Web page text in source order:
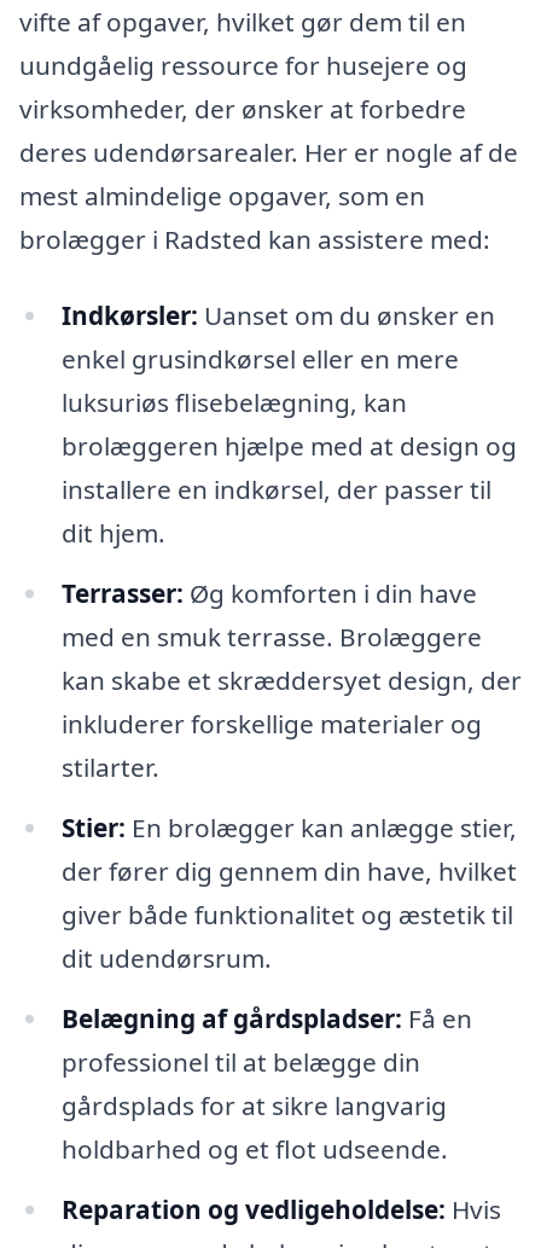
vifte af opgaver, hvilket gør dem til en
uundgåelig ressource for husejere og
virksomheder, der ønsker at forbedre
deres udendørsarealer. Her er nogle af de
mest almindelige opgaver, som en
brolægger i Radsted kan assistere med:
Indkørsler: Uanset om du ønsker en
enkel grusindkørsel eller en mere
luksuriøs flisebelægning, kan
brolæggeren hjælpe med at design og
installere en indkørsel, der passer til
dit hjem.
Terrasser: Øg komforten i din have
med en smuk terrasse. Brolæggere
kan skabe et skræddersyet design, der
inkluderer forskellige materialer og
stilarter.
Stier: En brolægger kan anlægge stier,
der fører dig gennem din have, hvilket
giver både funktionalitet og æstetik til
dit udendørsrum.
Belægning af gårdspladser: Få en
professionel til at belægge din
gårdsplads for at sikre langvarig
holdbarhed og et flot udseende.
Reparation og vedligeholdelse: Hvis